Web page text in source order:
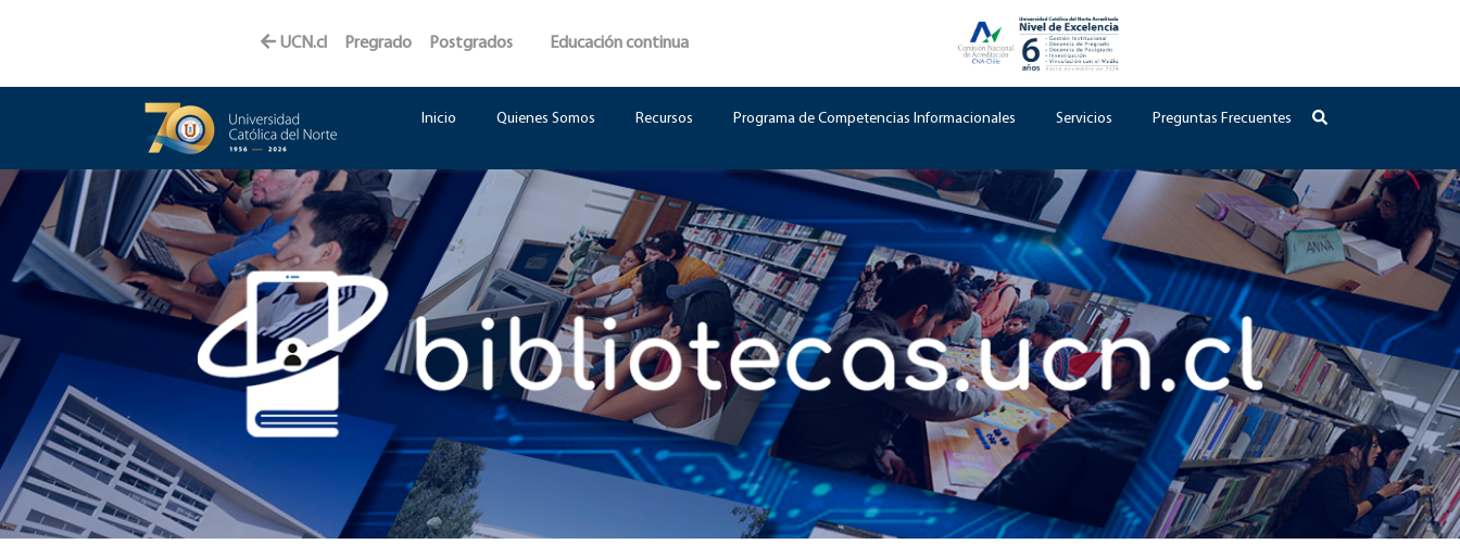
UCN.cl Pregrado Postgrados Educación continua
Inicio Quienes Somos Recursos Programa de Competencias Informacionales Servicios Preguntas Frecuentes